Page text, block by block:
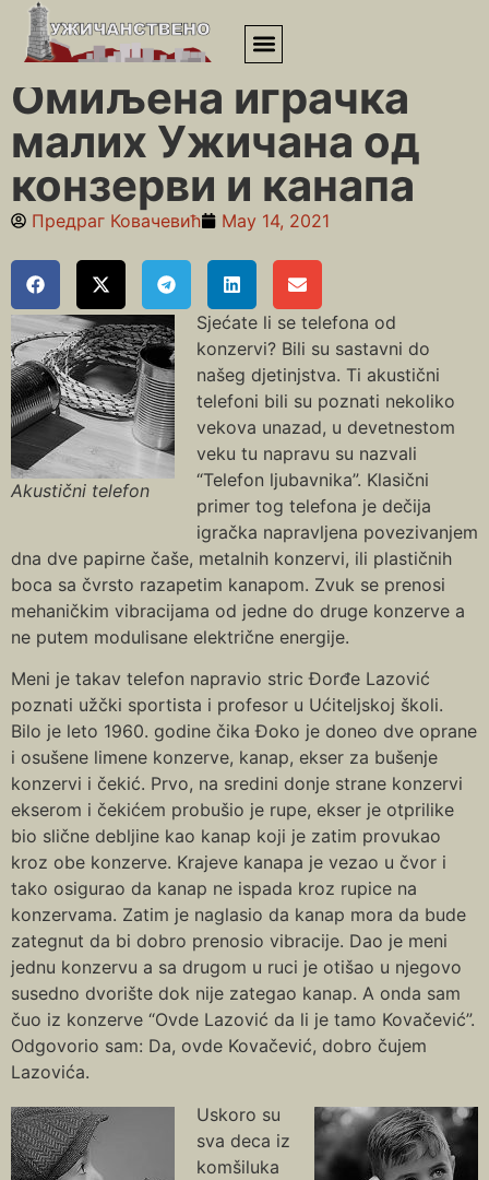
Почетна»Омиљена играчка малих Ужичана од конзерви и
канапа
Омиљена играчка
малих Ужичана од
конзерви и канапа
Предраг Ковачевић May 14, 2021
Akustični telefon
Sjećate li se telefona od
konzervi? Bili su sastavni do
našeg djetinjstva. Ti akustični
telefoni bili su poznati nekoliko
vekova unazad, u devetnestom
veku tu napravu su nazvali
“Telefon ljubavnika”. Klasični
primer tog telefona je dečija
igračka napravljena povezivanjem
dna dve papirne čaše, metalnih konzervi, ili plastičnih
boca sa čvrsto razapetim kanapom. Zvuk se prenosi
mehaničkim vibracijama od jedne do druge konzerve a
ne putem modulisane električne energije.
Meni je takav telefon napravio stric Đorđe Lazović
poznati užčki sportista i profesor u Ućiteljskoj školi.
Bilo je leto 1960. godine čika Đoko je doneo dve oprane
i osušene limene konzerve, kanap, ekser za bušenje
konzervi i čekić. Prvo, na sredini donje strane konzervi
ekserom i čekićem probušio je rupe, ekser je otprilike
bio slične debljine kao kanap koji je zatim provukao
kroz obe konzerve. Krajeve kanapa je vezao u čvor i
tako osigurao da kanap ne ispada kroz rupice na
konzervama. Zatim je naglasio da kanap mora da bude
zategnut da bi dobro prenosio vibracije. Dao je meni
jednu konzervu a sa drugom u ruci je otišao u njegovo
susedno dvorište dok nije zategao kanap. A onda sam
čuo iz konzerve “Ovde Lazović da li je tamo Kovačević”.
Odgovorio sam: Da, ovde Kovačević, dobro čujem
Lazovića.
Uskoro su
sva deca iz
komšiluka